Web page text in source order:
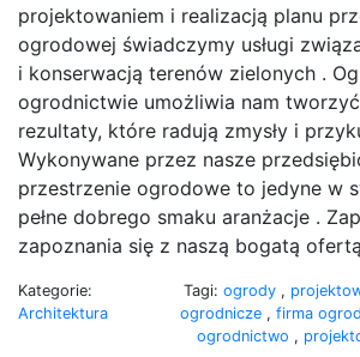
projektowaniem i realizacją planu
ogrodowej świadczymy usługi
i konserwacją terenów zielonych .
ogrodnictwie umożliwia nam
rezultaty, które radują zmysły i
Wykonywane przez nasze
przestrzenie ogrodowe to jedyne w
pełne dobrego smaku aranżacje .
zapoznania się z naszą bogatą
Kategorie:
Architektura
Tagi: ogrody ,
ogrodnicze , firma
ogrodnictwo ,